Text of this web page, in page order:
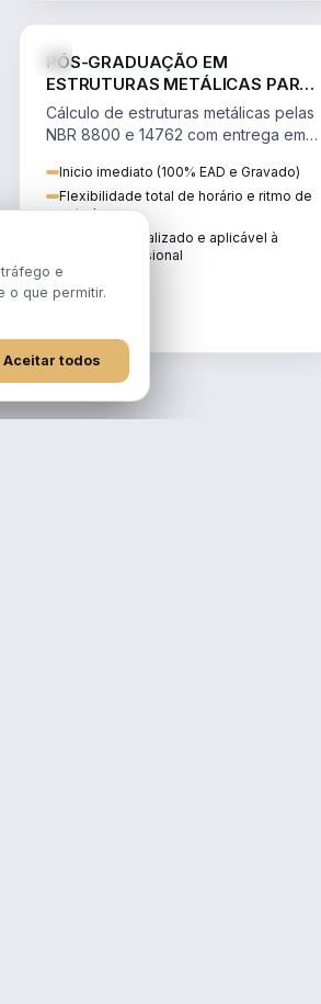
PÓS-GRADUAÇÃO EM
ESTRUTURAS METÁLICAS PARA
PROJETOS EM BIM
Cálculo de estruturas metálicas pelas
NBR 8800 e 14762 com entrega em
aço.Inicio imediato (100% EAD e Gravado)
Flexibilidade total de horário e ritmo de
estudo
Conteúdo atualizado e aplicável à
prática profissional
DURAÇÃO
e
o que permitir.
Aceitar todos